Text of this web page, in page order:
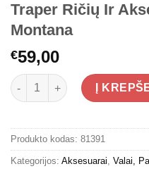
Traper Ričių Ir
Montana
€59,00
produkto kiekis: Traper
Į
Produkto kodas: 81391
Kategorijos: Aksesuarai Valai,